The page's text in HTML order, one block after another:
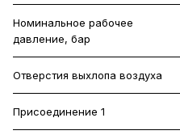
Номинальное рабочее
давление, бар
Отверстия выхлопа воздуха
Присоединение 1